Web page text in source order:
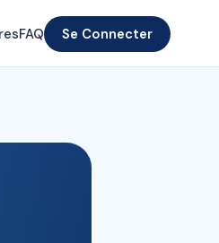
FAQ Se Connecter